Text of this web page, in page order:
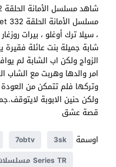
، سيلا ترك أوغلو ، بيرات
شابة جميلة بنت عائلة
الزواج ولكن اب الشابة لم
امر والدها وهربت مع الشاب
وتركها فلم تتمكن من
ولكن حنين الابوبة
قصة عشق
اوسمة
3sk
7obtv
Series TR مسلسلات الليلة